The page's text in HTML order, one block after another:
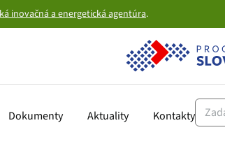
inovačná a energetická agentúra.
Dokumenty Aktuality Kontakty